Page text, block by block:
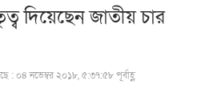
দিয়েছেন জাতীয় চার
: ০৪ নভেম্বর ২০১৮, ৫:৩৭:৫৮ পূর্বাহ্ণ